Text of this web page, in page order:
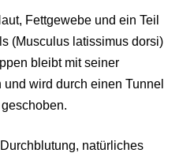
Fettgewebe und ein Teil
(Musculus latissimus dorsi)
bleibt mit seiner
wird durch einen Tunnel
natürliches